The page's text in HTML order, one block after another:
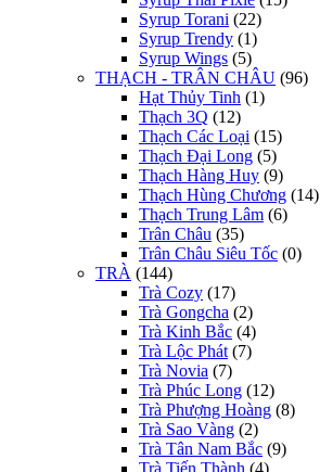
Syrup Torani (22)
Syrup Trendy (1)
Syrup Wings (5)
THẠCH - TRÂN CHÂU (96)
Hạt Thủy Tinh (1)
Thạch 3Q (12)
Thạch Các Loại (15)
Thạch Đại Long (5)
Thạch Hàng Huy (9)
Thạch Hùng Chương (14)
Thạch Trung Lâm (6)
Trân Châu (35)
Trân Châu Siêu Tốc (0)
TRÀ (144)
Trà Cozy (17)
Trà Gongcha (2)
Trà Kinh Bắc (4)
Trà Lộc Phát (7)
Trà Novia (7)
Trà Phúc Long (12)
Trà Phượng Hoàng (8)
Trà Sao Vàng (2)
Trà Tân Nam Bắc (9)
Trà Tiến Thành (4)